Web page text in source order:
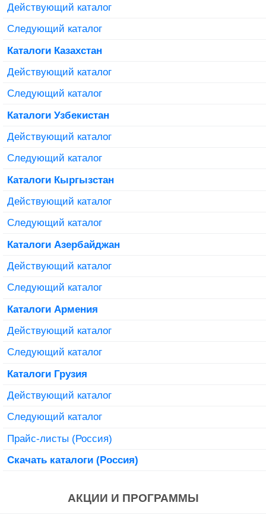
Действующий каталог
Следующий каталог
Каталоги Казахстан
Действующий каталог
Следующий каталог
Каталоги Узбекистан
Действующий каталог
Следующий каталог
Каталоги Кыргызстан
Действующий каталог
Следующий каталог
Каталоги Азербайджан
Действующий каталог
Следующий каталог
Каталоги Армения
Действующий каталог
Следующий каталог
Каталоги Грузия
Действующий каталог
Следующий каталог
Прайс-листы (Россия)
Скачать каталоги (Россия)
АКЦИИ И ПРОГРАММЫ